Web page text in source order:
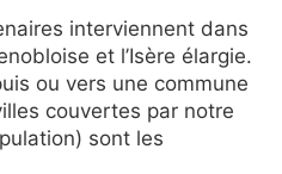
interviennent dans
et l’Isère élargie.
ou vers une commune
couvertes par notre
sont les